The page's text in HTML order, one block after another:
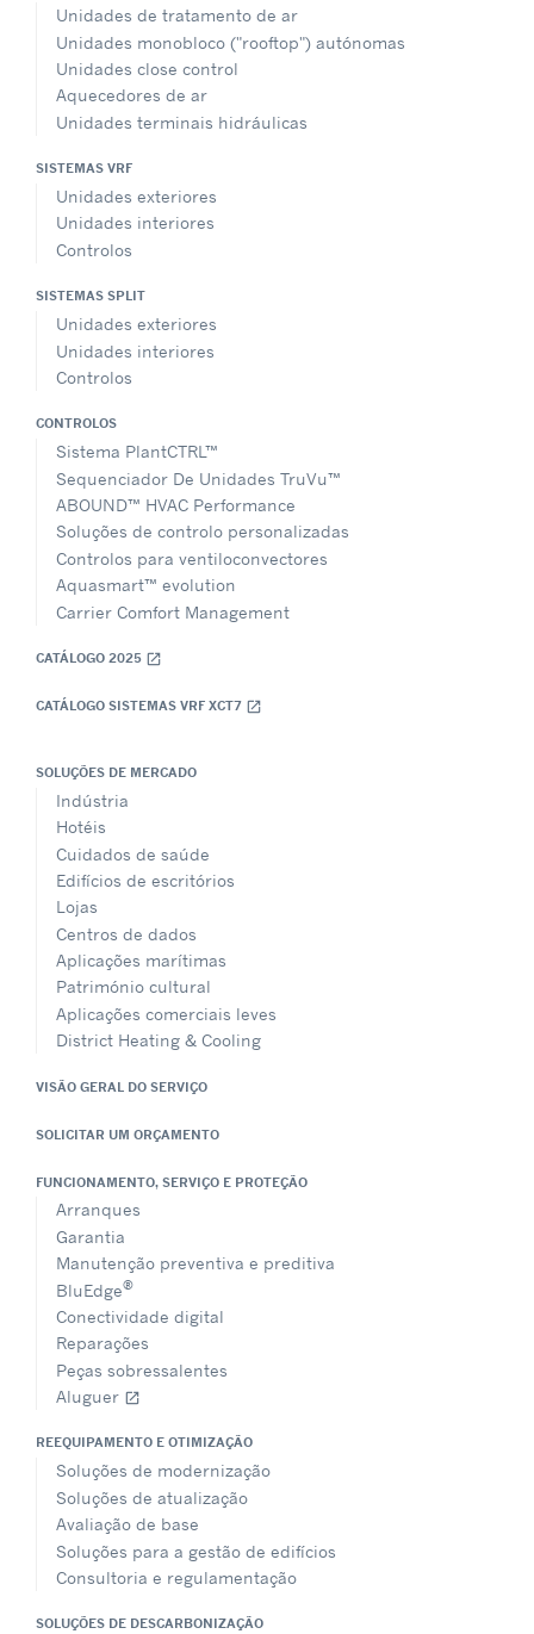
Unidades de tratamento de ar
Unidades monobloco ("rooftop") autónomas
Unidades close control
Aquecedores de ar
Unidades terminais hidráulicas
SISTEMAS VRF
Unidades exteriores
Unidades interiores
Controlos
SISTEMAS SPLIT
Unidades exteriores
Unidades interiores
Controlos
CONTROLOS
Sistema PlantCTRL™
Sequenciador De Unidades TruVu™
ABOUND™ HVAC Performance
Soluções de controlo personalizadas
Controlos para ventiloconvectores
Aquasmart™ evolution
Carrier Comfort Management
CATÁLOGO 2025 open_in_new
CATÁLOGO SISTEMAS VRF XCT7 open_in_new
SOLUÇÕES DE MERCADO
Indústria
Hotéis
Cuidados de saúde
Edifícios de escritórios
Lojas
Centros de dados
Aplicações marítimas
Património cultural
Aplicações comerciais leves
District Heating & Cooling
VISÃO GERAL DO SERVIÇO
SOLICITAR UM ORÇAMENTO
FUNCIONAMENTO, SERVIÇO E PROTEÇÃO
Arranques
Garantia
Manutenção preventiva e preditiva
BluEdge®
Conectividade digital
Reparações
Peças sobressalentes
Aluguer open_in_new
REEQUIPAMENTO E OTIMIZAÇÃO
Soluções de modernização
Soluções de atualização
Avaliação de base
Soluções para a gestão de edifícios
Consultoria e regulamentação
SOLUÇÕES DE DESCARBONIZAÇÃO